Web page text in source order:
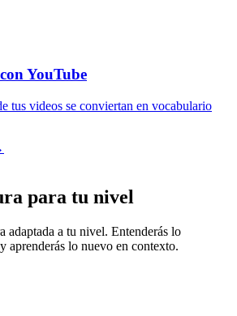
YouTube
tus videos se conviertan en vocabulario
para tu nivel
adaptada a tu nivel. Entenderás lo
aprenderás lo nuevo en contexto.